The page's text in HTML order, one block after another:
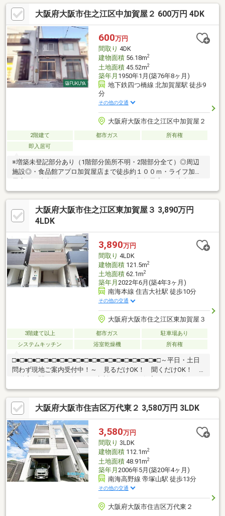
ト致します‐◆「とりあえず見たい」「他社でローンを断られた」
「他社の物件もまとめて見てみたい」「相談だけしてみたい」
「しっかり交渉してほしい」「無駄を省きたい」等お気軽にご連
絡下さいませ。
大阪府大阪市住之江区中加賀屋２ 600万円 4DK
600万円
間取り 4DK
建物面積56.18m2
土地面積45.52m2
築年月 1950年1月(築76年8ヶ月)
地下鉄四つ橋線 北加賀屋駅 徒歩9
分
その他の交通
大阪府大阪市住之江区中加賀屋２
2階建て 都市ガス
所有権
即入居可
※増築未登記部分あり（1階部分箇所不明・2階部分全て）◎周辺
施設◎・食品館アプロ加賀屋店まで徒歩約１００ｍ・ライフ加賀
５０ｍ・ファミリーマート中加賀屋二丁目店まで徒歩約２２０
ｍ・セブンイレブン大阪東加賀屋店２丁目店まで徒歩２４０ｍ・
サンドラッグ中加賀屋店まで徒歩約１４０ｍ・ウェルシア住之江
東加賀屋店まで徒歩約４００ｍ・南大阪病院まで約２７０ｍ・大
校まで徒歩約５５０ｍ通勤・買物・通学便利な立地！※写真中の
家具等の調度品は売買対象に含まれません.
大阪府大阪市住之江区東加賀屋３ 3,890万円
4LDK
3,890万円
間取り 4LDK
建物面積121.5m2
土地面積62.1m2
築年月 2022年6月(築4年3ヶ月)
南海本線 住吉大社駅 徒歩10分
その他の交通
大阪府大阪市住之江区東加賀屋３
3階建て以上 都市ガス
駐車場あり
システムキッチン
浴室乾燥機 所有権
□■□■□■□■□■□■□■□■□■□■□■□■□■□■□■□■□■□■□～平日・土日
問わず現地ご案内受付中！～ 見るだけOK！ 聞くだけOK！
から、失敗しない不動産の買い方まで伝授させて頂きます♪当日の
ご案内も即対応させていただきます♪ お気軽にお問い合わせ下さ
い！内覧・相談のご連絡は【0120-927-355】まで！
□■□■□■□■□■□■□■□■□■□■□■□■□■□■□■□■□■□■□
大阪府大阪市住吉区万代東２ 3,580万円 3LDK
3,580万円
間取り 3LDK
建物面積112.1m2
土地面積48.91m2
築年月 2006年5月(築20年4ヶ月)
南海高野線 帝塚山駅 徒歩13分
その他の交通
大阪府大阪市住吉区万代東２